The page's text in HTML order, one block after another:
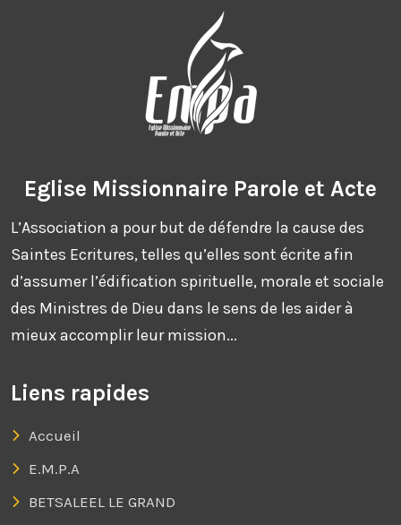
Eglise Missionnaire Parole et Acte
L’Association a pour but de défendre la cause des
Saintes Ecritures, telles qu’elles sont écrite afin
d’assumer l’édification spirituelle, morale et sociale
des Ministres de Dieu dans le sens de les aider à
mieux accomplir leur mission...
Liens rapides
Accueil
E.M.P.A
BETSALEEL LE GRAND